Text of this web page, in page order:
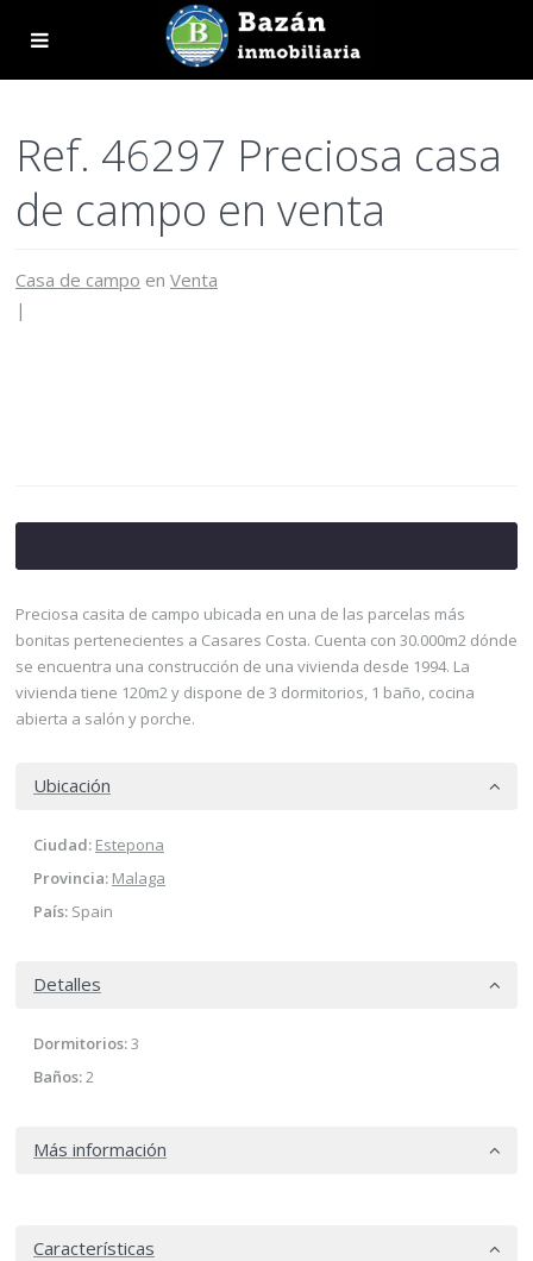
Ref. 46297 Preciosa casa
de campo en venta
Casa de campo en Venta
|
Preciosa casita de campo ubicada en una de las parcelas más
bonitas pertenecientes a Casares Costa. Cuenta con 30.000m2 dónde
se encuentra una construcción de una vivienda desde 1994. La
vivienda tiene 120m2 y dispone de 3 dormitorios, 1 baño, cocina
abierta a salón y porche.
Ubicación
Ciudad: Estepona
Provincia: Malaga
País: Spain
Detalles
Dormitorios:3
Baños:2
Más información
Características